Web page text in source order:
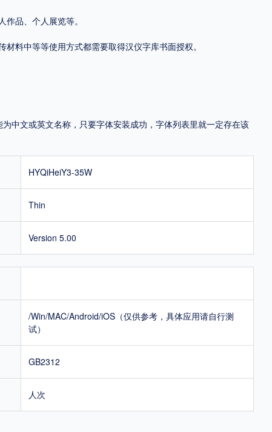
品、个人展览等。
料中等等使用方式都需要取得汉仪字库书面授权。
中文或英文名称，只要字体安装成功，字体列表里就一定存在该
HYQiHeiY3-35W
Thin
Version 5.00
/Win/MAC/Android/iOS（仅供参考，具体应用请自行测
试）
GB2312
人次